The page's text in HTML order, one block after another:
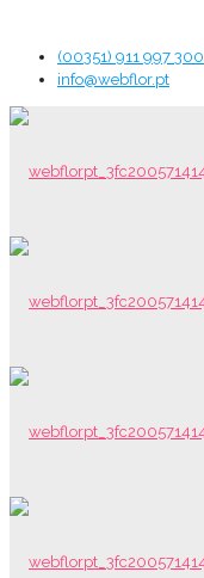
(00351) 911 997 300
info@webflor.pt